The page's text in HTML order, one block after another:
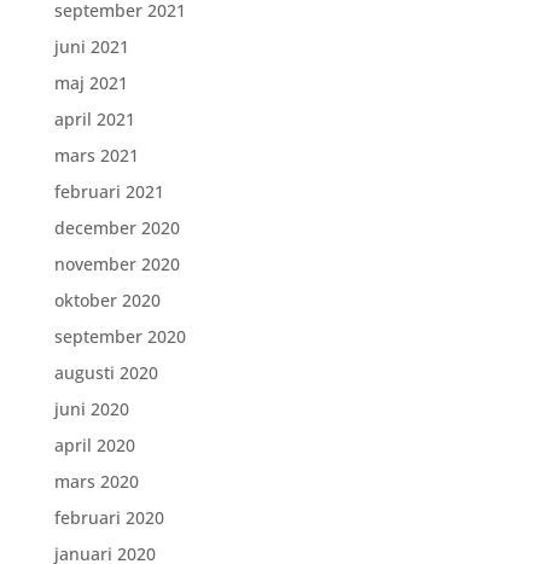
september 2021
juni 2021
maj 2021
april 2021
mars 2021
februari 2021
december 2020
november 2020
oktober 2020
september 2020
augusti 2020
juni 2020
april 2020
mars 2020
februari 2020
januari 2020